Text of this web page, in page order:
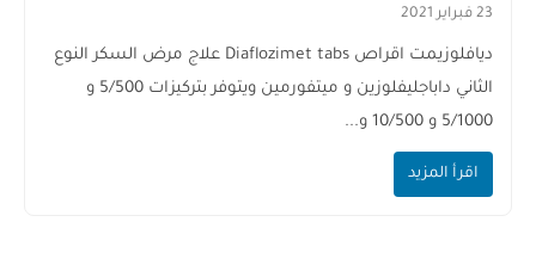
23 فبراير 2021
ديافلوزيمت اقراص Diaflozimet tabs علاج مرض السكر النوع
الثاني داباجليفلوزين و ميتفورمين ويتوفر بتركيزات 5/500 و
5/1000 و 10/500 و...
اقرأ المزيد